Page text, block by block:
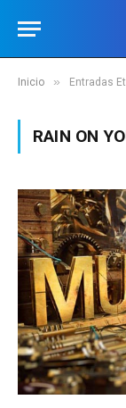
Inicio » Entradas
RAIN ON